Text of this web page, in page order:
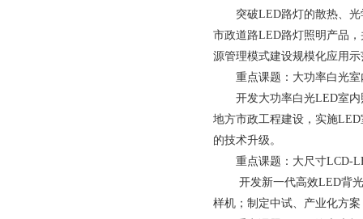
突破LED路灯的散热、
市政道路LED路灯照明产品
源管理模式建设规模化应用
重点课题：大功率白光
开发大功率白光LED室
地方市政工程建设，实施
的技术升级。
重点课题：大尺寸LCD-
开发新一代高效LED背
样机；制定中试、产业化方